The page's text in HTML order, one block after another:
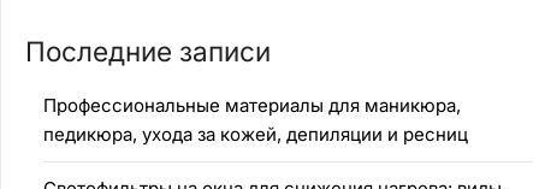
Последние записи
Профессиональные материалы для маникюра,
педикюра, ухода за кожей, депиляции и ресниц